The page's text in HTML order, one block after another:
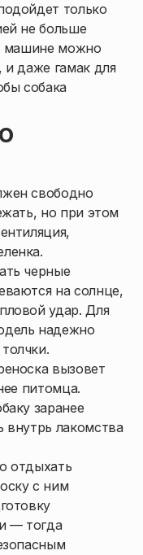
только
не больше
машине можно
и даже гамак для
собака
свободно
но при этом
черные
на солнце,
удар. Для
надежно
вызовет
питомца.
заранее
лакомства
отдыхать
с ним
— тогда